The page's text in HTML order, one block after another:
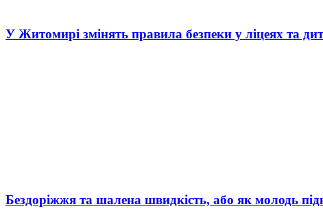
У Житомирі змінять правила безпеки у ліцеях та
Бездоріжжя та шалена швидкість, або як молодь